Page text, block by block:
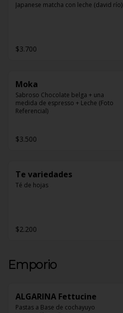
Japanese matcha con leche (david río)
$3.700
Moka
Sabroso Chocolate belga + una
medida de espresso + Leche (Foto
Referencial)
$3.500
Te variedades
Té de hojas
$2.200
Emporio
ALGARINA Fettucine
Pastas a Base de cochayuyo